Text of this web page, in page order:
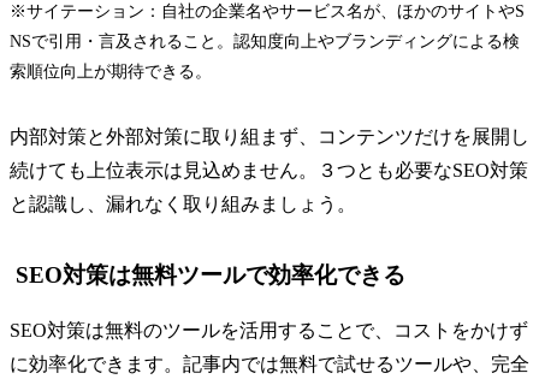
※サイテーション：自社の企業名やサービス名が、ほかのサイトやS
NSで引用・言及されること。認知度向上やブランディングによる検
索順位向上が期待できる。
内部対策と外部対策に取り組まず、コンテンツだけを展開し
続けても上位表示は見込めません。３つとも必要なSEO対策
と認識し、漏れなく取り組みましょう。
SEO対策は無料ツールで効率化できる
SEO対策は無料のツールを活用することで、コストをかけず
に効率化できます。記事内では無料で試せるツールや、完全